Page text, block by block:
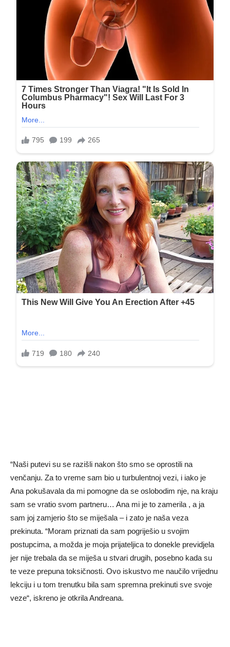
“Naši putevi su se razišli nakon što smo se oprostili na
venčanju. Za to vreme sam bio u turbulentnoj vezi, i iako je
Ana pokušavala da mi pomogne da se oslobodim nje, na kraju
sam se vratio svom partneru… Ana mi je to zamerila , a ja
sam joj zamjerio što se miješala – i zato je naša veza
prekinuta. “Moram priznati da sam pogriješio u svojim
postupcima, a možda je moja prijateljica to donekle previdjela
jer nije trebala da se miješa u stvari drugih, posebno kada su
te veze prepuna toksičnosti. Ovo iskustvo me naučilo vrijednu
lekciju i u tom trenutku bila sam spremna prekinuti sve svoje
veze“, iskreno je otkrila Andreana.